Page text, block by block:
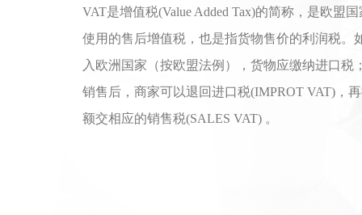
VAT是增值税(Value Added Tax)的简称，是欧盟
使用的售后增值税，也是指货物售价的利润税。
入欧洲国家（按欧盟法例），货物应缴纳进口税
销售后，商家可以退回进口税(IMPROT VAT)，
额交相应的销售税(SALES VAT) 。